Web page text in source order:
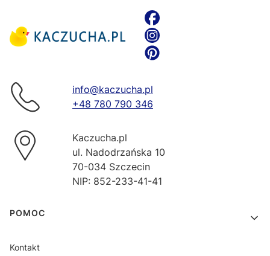
info@kaczucha.pl
+48 780 790 346
Kaczucha.pl
ul. Nadodrzańska 10
70-034 Szczecin
NIP: 852-233-41-41
Linki w stopce
POMOC
Kontakt